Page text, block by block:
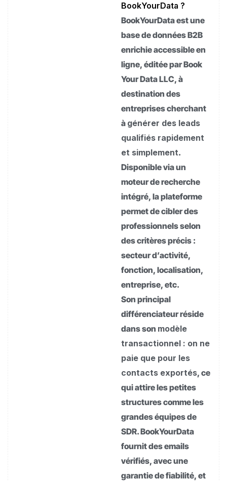
BookYourData ?
BookYourData est une
base de données B2B
enrichie accessible en
ligne, éditée par Book
Your Data LLC, à
destination des
entreprises cherchant
à générer des leads
qualifiés rapidement
et simplement.
Disponible via un
moteur de recherche
intégré, la plateforme
permet de cibler des
professionnels selon
des critères précis :
secteur d’activité,
fonction, localisation,
entreprise, etc.
Son principal
différenciateur réside
dans son modèle
transactionnel : on ne
paie que pour les
contacts exportés, ce
qui attire les petites
structures comme les
grandes équipes de
SDR. BookYourData
fournit des emails
vérifiés, avec une
garantie de fiabilité, et